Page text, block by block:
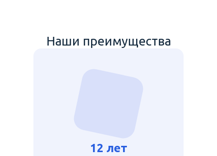
Наши преимущества
12 лет